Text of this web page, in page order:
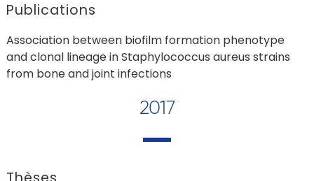
Publications
Association between biofilm formation phenotype
and clonal lineage in Staphylococcus aureus strains
from bone and joint infections
2017